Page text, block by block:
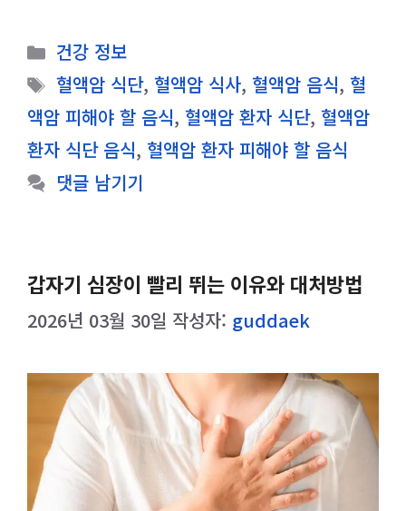
카
테
고
리
건강 정보
태
그
혈액암 식단, 혈액암 식사, 혈액암 음식, 혈
액암 피해야 할 음식, 혈액암 환자 식단, 혈액암
환자 식단 음식, 혈액암 환자 피해야 할 음식
댓글 남기기
갑자기 심장이 빨리 뛰는 이유와 대처방법
2026년 03월 30일 작성자: guddaek